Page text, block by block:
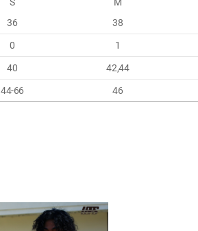
36
38
0 1
40 42,44
44-66 46